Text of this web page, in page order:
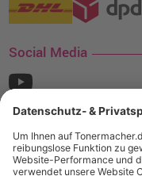
Social Media
¹ Nur gültig für den Versand
von mindestens 35€ (inkl.
Versand für Sie kostenfrei.